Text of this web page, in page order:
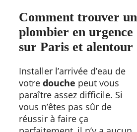
Comment trouver un
plombier en urgence
sur Paris et alentour
Installer l’arrivée d’eau de
votre douche peut vous
paraître assez difficile. Si
vous n’êtes pas sûr de
réussir à faire ça